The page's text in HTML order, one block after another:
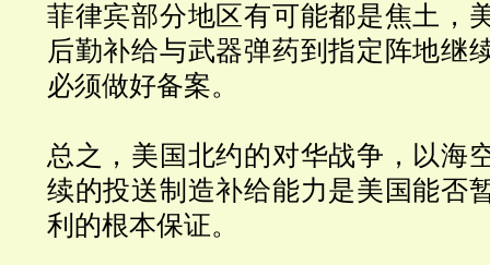
菲律宾部分地区有可能都是焦土，
后勤补给与武器弹药到指定阵地继
必须做好备案。
总之，美国北约的对华战争，以海
续的投送制造补给能力是美国能否
利的根本保证。